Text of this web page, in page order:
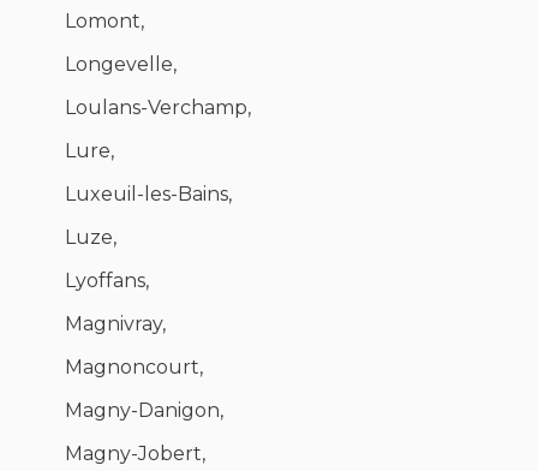
Lomont,
Longevelle,
Loulans-Verchamp,
Lure,
Luxeuil-les-Bains,
Luze,
Lyoffans,
Magnivray,
Magnoncourt,
Magny-Danigon,
Magny-Jobert,